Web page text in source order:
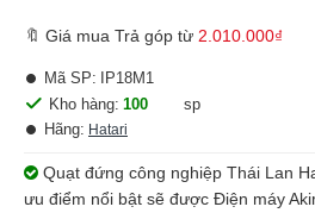
🔖 Giá mua Trả góp từ 2.010.000₫
Kho hàng: 100
sp
Hãng: Hatari
Mã SP: IP18M1
Quạt đứng công nghiệp Thái Lan
ưu điểm nổi bật sẽ được Điện máy